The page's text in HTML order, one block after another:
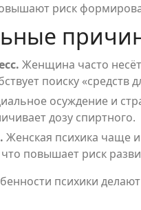
риск
Женщина часто
поиску «средств
осуждение и
дозу спиртного.
Женская психика чаще
повышает риск
психики